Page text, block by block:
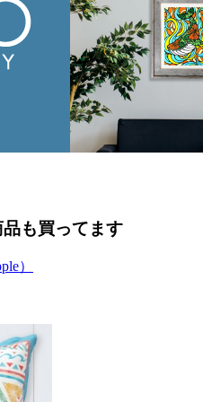
も買ってます
）